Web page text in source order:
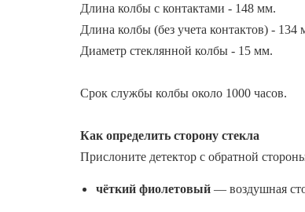
Длина колбы с контактами - 148 мм.
Длина колбы (без учета контактов) - 134
Диаметр стеклянной колбы - 15 мм.
Срок службы колбы около 1000 часов.
Как определить сторону стекла
Прислоните детектор с обратной
чёткий фиолетовый— воздушная